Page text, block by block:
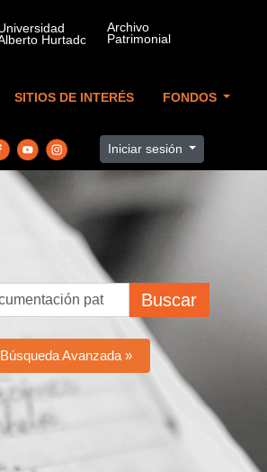
SITIOS DE INTERÉS FONDOS
Iniciar sesión
Buscar
Búsqueda Avanzada »